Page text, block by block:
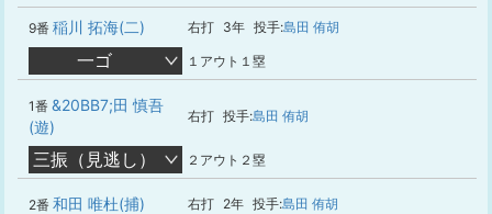
9番 稲川 拓海(二) 右打 3年 投手:島田 侑胡
一ゴ １アウト１塁
1番 &20BB7;田 慎吾
(遊)
右打 投手:島田 侑胡
三振（見逃し） ２アウト２塁
2番 和田 唯杜(捕) 右打 2年 投手:島田 侑胡